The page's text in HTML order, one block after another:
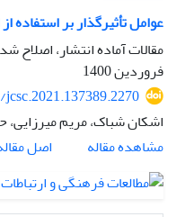
عوامل تأثیرگذار بر استفاده
مقالات آماده انتشار، اصلاح
فروردین 1400
اشکان شباک، مریم میرزایی،
مشاهده مقاله
اصل